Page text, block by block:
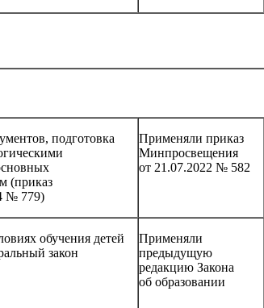
подготовка
(приказ
№ 779)
Применяли приказ
Минпросвещения
от 21.07.2022 № 582
обучения детей
закон
Применяли
предыдущую
редакцию Закона
об образовании